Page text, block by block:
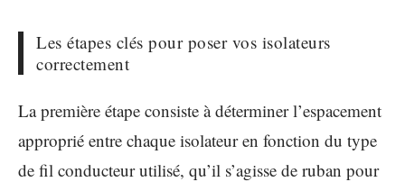
Les étapes clés pour poser vos isolateurs
correctement
La première étape consiste à déterminer l’espacement
approprié entre chaque isolateur en fonction du type
de fil conducteur utilisé, qu’il s’agisse de ruban pour